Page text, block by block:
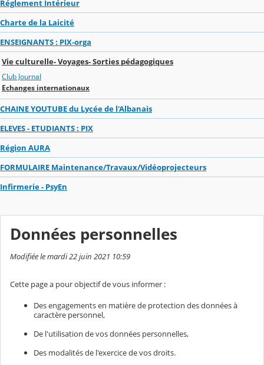
Réglement Intérieur
Charte de la Laicité
ENSEIGNANTS : PIX-orga
Vie culturelle- Voyages- Sorties pédagogiques
Club Journal
Echanges internationaux
CHAINE YOUTUBE du Lycée de l'Albanais
ELEVES - ETUDIANTS : PIX
Région AURA
FORMULAIRE Maintenance/Travaux/Vidéoprojecteurs
Infirmerie - PsyEn
Données personnelles
Modifiée le mardi 22 juin 2021 10:59
Cette page a pour objectif de vous informer :
Des engagements en matière de protection des données à
caractère personnel,
De l'utilisation de vos données personnelles,
Des modalités de l'exercice de vos droits.